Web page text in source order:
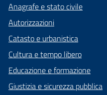
Anagrafe e stato civile
Autorizzazioni
Catasto e urbanistica
Cultura e tempo libero
Educazione e formazione
Giustizia e sicurezza pubblica